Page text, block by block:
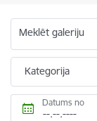
Meklēt galeriju
Kategorija
Datums no